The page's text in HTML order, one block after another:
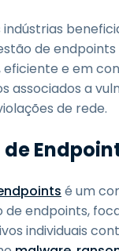
de
e em
associados a
de rede.
é um
endpoints,
individuais